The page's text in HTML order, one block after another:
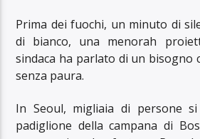
Prima dei fuochi, un minuto di
di bianco, una menorah
sindaca ha parlato di un bisogno
senza paura.
In Seoul, migliaia di persone
padiglione della campana di